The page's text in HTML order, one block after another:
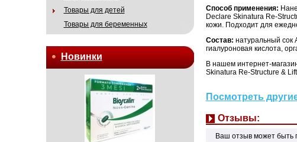
Товары для детей
Товары для беременных
Новинки
Способ применения:
Declare Skinatura Re-
кожи. Подходит для
Состав: натуральный сок
гиалуроновая кислота,
В нашем интернет-
Skinatura Re-Structure &
Посмотреть
Отзывы:
Ваш отзыв может быть